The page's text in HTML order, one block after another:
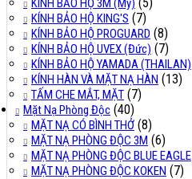
KÍNH BẢO HỘ 3M (Mỹ)
KÍNH BẢO HỘ KING'S (7)
KÍNH BẢO HỘ PROGUARD (8)
KÍNH BẢO HỘ UVEX (Đức) (7)
KÍNH BẢO HỘ YAMADA (THAILAN)
KÍNH HÀN VÀ MẶT NẠ HÀN (13)
TẤM CHE MẮT, MẶT (7)
Mặt Nạ Phòng Độc (40)
MẶT NẠ CÓ BÌNH THỞ (8)
MẶT NẠ PHÒNG ĐỘC 3M (6)
MẶT NẠ PHÒNG ĐỘC BLUE EAGLE
MẶT NẠ PHÒNG ĐỘC KOKEN (7)